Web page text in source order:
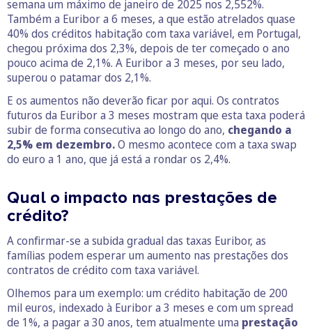
semana um máximo de janeiro de 2025 nos 2,552%.
Também a Euribor a 6 meses, a que estão atrelados quase
40% dos créditos habitação com taxa variável, em Portugal,
chegou próxima dos 2,3%, depois de ter começado o ano
pouco acima de 2,1%. A Euribor a 3 meses, por seu lado,
superou o patamar dos 2,1%.
E os aumentos não deverão ficar por aqui. Os contratos
futuros da Euribor a 3 meses mostram que esta taxa poderá
subir de forma consecutiva ao longo do ano, chegando a
2,5% em dezembro.O mesmo acontece com a taxa swap
do euro a 1 ano, que já está a rondar os 2,4%.
Qual o impacto nas prestações de
crédito?
A confirmar-se a subida gradual das taxas Euribor, as
famílias podem esperar um aumento nas prestações dos
contratos de crédito com taxa variável.
Olhemos para um exemplo: um crédito habitação de 200
mil euros, indexado à Euribor a 3 meses e com um spread
de 1%, a pagar a 30 anos, tem atualmente uma prestação